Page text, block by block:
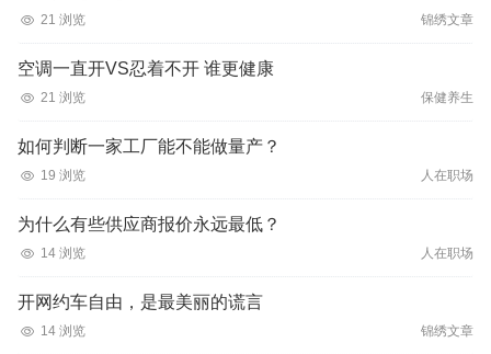
21 浏览 锦绣文章
空调一直开VS忍着不开 谁更健康
21 浏览 保健养生
如何判断一家工厂能不能做量产？
19 浏览 人在职场
为什么有些供应商报价永远最低？
14 浏览 人在职场
开网约车自由，是最美丽的谎言
14 浏览 锦绣文章